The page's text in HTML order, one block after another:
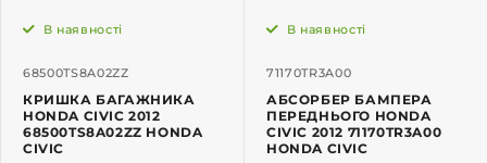
68500TS8A02ZZ
В наявності
КРИШКА БАГАЖНИКА
HONDA CIVIC 2012
68500TS8A02ZZ HONDA
CIVIC
71170TR3A00
В наявності
АБСОРБЕР БАМПЕРА
ПЕРЕДНЬОГО HONDA
CIVIC 2012 71170TR3A00
HONDA CIVIC